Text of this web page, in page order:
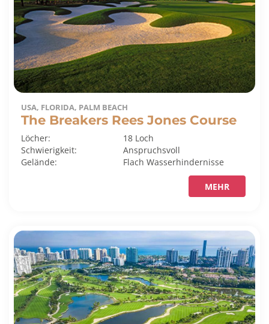
USA, FLORIDA, PALM BEACH
The Breakers Rees Jones Course
Löcher:
18 Loch
Schwierigkeit:
Anspruchsvoll
Gelände:
FlachWasserhindernisse
MEHR